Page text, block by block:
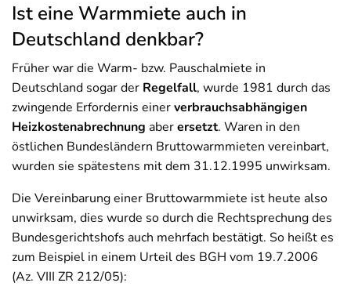
Ist eine Warmmiete auch in
Deutschland denkbar?
Früher war die Warm- bzw. Pauschalmiete in
Deutschland sogar der Regelfall, wurde 1981 durch das
zwingende Erfordernis einerverbrauchsabhängigen
Heizkostenabrechnung aberersetzt. Waren in den
östlichen Bundesländern Bruttowarmmieten vereinbart,
wurden sie spätestens mit dem 31.12.1995 unwirksam.
Die Vereinbarung einer Bruttowarmmiete ist heute also
unwirksam, dies wurde so durch die Rechtsprechung des
Bundesgerichtshofs auch mehrfach bestätigt. So heißt es
zum Beispiel in einem Urteil des BGH vom 19.7.2006
(Az. VIII ZR 212/05):